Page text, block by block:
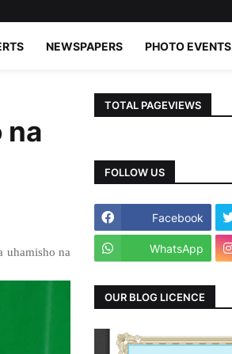
NEWSPAPERS PHOTO EVENTS
na
uhamisho na
TOTAL PAGEVIEWS
FOLLOW US
Facebook
WhatsApp
OUR BLOG LICENCE